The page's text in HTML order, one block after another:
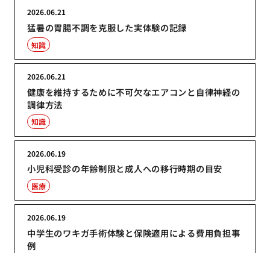
猛暑の胃腸不調を克服した実体験の記録
2026.06.21
知識
健康を維持するために不可欠なエアコンと自律神経の
調律方法
2026.06.21
知識
小児科受診の年齢制限と成人への移行時期の目安
2026.06.19
医療
中学生のワキガ手術体験と保険適用による費用負担事
例
2026.06.19